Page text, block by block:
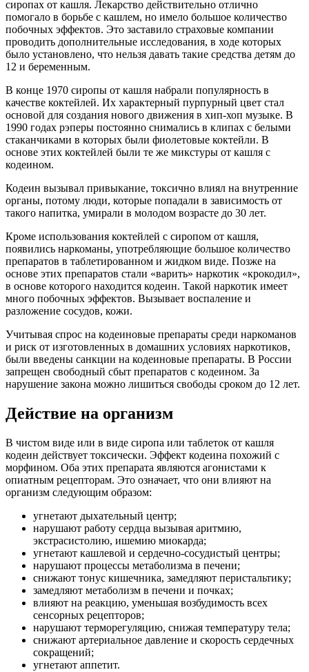
сиропах от кашля. Лекарство действительно отлично
помогало в борьбе с кашлем, но имело большое количество
побочных эффектов. Это заставило страховые компании
проводить дополнительные исследования, в ходе которых
было установлено, что нельзя давать такие средства детям до
12 и беременным.
В конце 1970 сиропы от кашля набрали популярность в
качестве коктейлей. Их характерный пурпурный цвет стал
основой для создания нового движения в хип-хоп музыке. В
1990 годах рэперы постоянно снимались в клипах с белыми
стаканчиками в которых были фиолетовые коктейли. В
основе этих коктейлей были те же микстуры от кашля с
кодеином.
Кодеин вызывал привыкание, токсично влиял на внутренние
органы, потому люди, которые попадали в зависимость от
такого напитка, умирали в молодом возрасте до 30 лет.
Кроме использования коктейлей с сиропом от кашля,
появились наркоманы, употребляющие большое количество
препаратов в таблетированном и жидком виде. Позже на
основе этих препаратов стали «варить» наркотик «крокодил»,
в основе которого находится кодеин. Такой наркотик имеет
много побочных эффектов. Вызывает воспаление и
разложение сосудов, кожи.
Учитывая спрос на кодеиновые препараты среди наркоманов
и риск от изготовленных в домашних условиях наркотиков,
были введены санкции на кодеиновые препараты. В России
запрещен свободный сбыт препаратов с кодеином. За
нарушение закона можно лишиться свободы сроком до 12 лет.
Действие на организм
В чистом виде или в виде сиропа или таблеток от кашля
кодеин действует токсически. Эффект кодеина похожий с
морфином. Оба этих препарата являются агонистами к
опиатным рецепторам. Это означает, что они влияют на
организм следующим образом:
угнетают дыхательный центр;
нарушают работу сердца вызывая аритмию,
экстрасистолию, ишемию миокарда;
угнетают кашлевой и сердечно-сосудистый центры;
нарушают процессы метаболизма в печени;
снижают тонус кишечника, замедляют перистальтику;
замедляют метаболизм в печени и почках;
влияют на реакцию, уменьшая возбудимость всех
сенсорных рецепторов;
нарушают терморегуляцию, снижая температуру тела;
снижают артериальное давление и скорость сердечных
сокращений;
угнетают аппетит.